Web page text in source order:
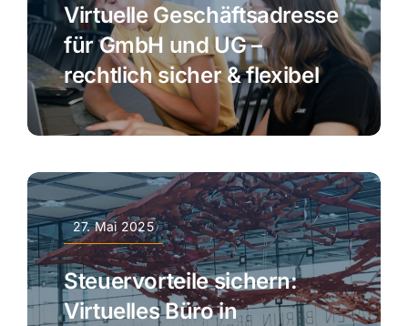
Virtuelle Geschäftsadresse
für GmbH und UG –
rechtlich sicher & flexibel
27. Mai 2025
Steuervorteile sichern:
Virtuelles Büro in